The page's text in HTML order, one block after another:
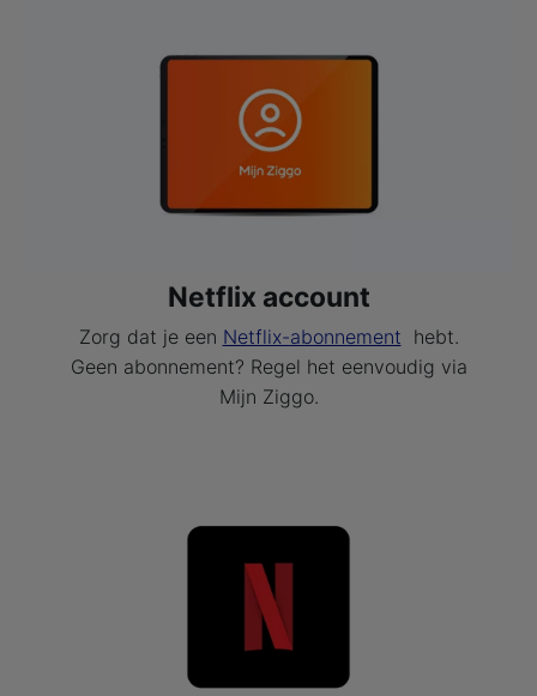
Netflix account
Zorg dat je een Netflix-abonnement hebt.
Geen abonnement? Regel het eenvoudig via
Mijn Ziggo.